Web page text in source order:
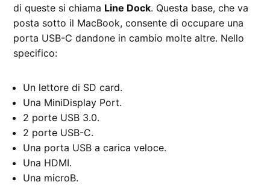
di queste si chiama Line Dock. Questa base, che va
posta sotto il MacBook, consente di occupare una
porta USB-C dandone in cambio molte altre. Nello
specifico:
Un lettore di SD card.
Una MiniDisplay Port.
2 porte USB 3.0.
2 porte USB-C.
Una porta USB a carica veloce.
Una HDMI.
Una microB.